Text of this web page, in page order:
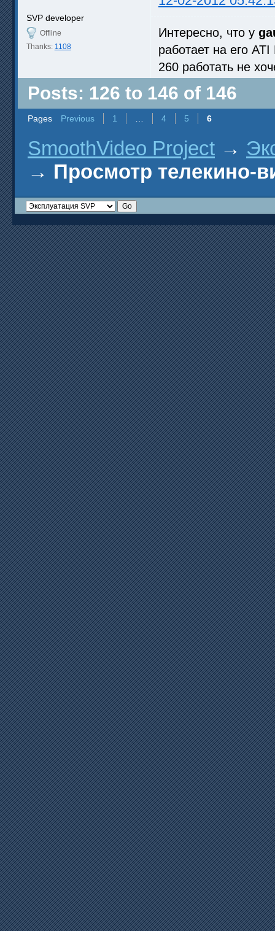
SVP developer
Offline
Thanks: 1108
Интересно, что у
работает на его
260 работать не
Posts: 126 to 146 of 146
Pages Previous 1 … 4 5 6
SmoothVideo Project →
→ Просмотр телекино-